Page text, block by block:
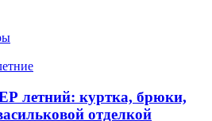
товара.
Этот
имеет
вариаций.
Опции
летний: куртка, брюки,
отделкой